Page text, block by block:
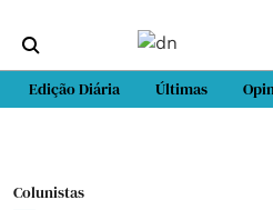
Edição Diária Últimas
Colunistas